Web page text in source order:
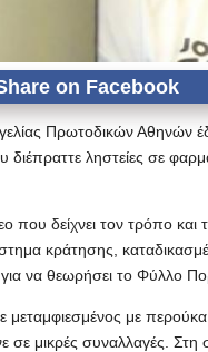
Πρωτοδικών Αθηνών
ληστείες σε
που δείχνει τον τρόπο
κράτησης,
να θεωρήσει το Φύλλο
με
μικρές συναλλαγές. Στη